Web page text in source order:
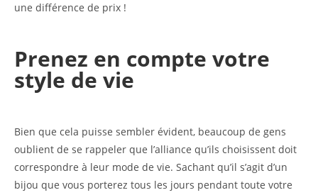
une différence de prix !
Prenez en compte votre
style de vie
Bien que cela puisse sembler évident, beaucoup de gens
oublient de se rappeler que l’alliance qu’ils choisissent doit
correspondre à leur mode de vie. Sachant qu’il s’agit d’un
bijou que vous porterez tous les jours pendant toute votre